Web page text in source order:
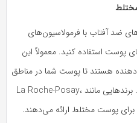
آفتاب با فرمولاسیون‌های
استفاده کنید. معمولاً این
هستند تا پوست شما در مناطق
مختلف به طور یکنواخت مراقبت شود. برندهایی مانند La Roche-Posay،